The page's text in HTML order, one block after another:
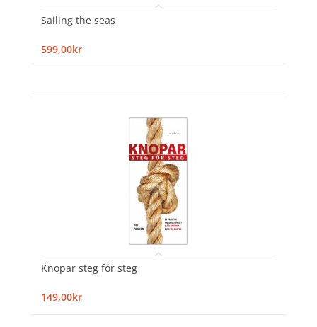
Sailing the seas
599,00kr
Knopar steg för steg
149,00kr